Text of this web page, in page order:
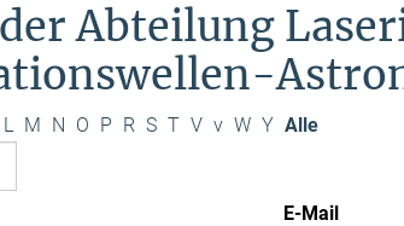
Abteilung
L M N O P R S T V v W Y Alle
E-Mail